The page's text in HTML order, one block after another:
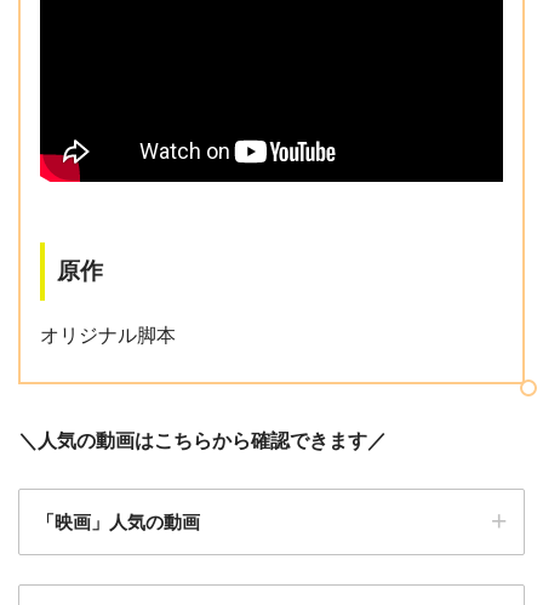
原作
オリジナル脚本
＼ 人気の動画はこちらから確認できます／
「映画」人気の動画